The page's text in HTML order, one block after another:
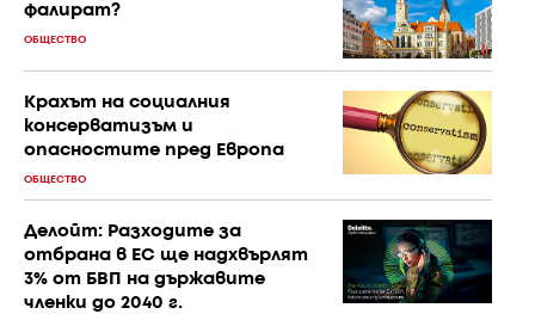
фалират?
ОБЩЕСТВО
Крахът на социалния
консерватизъм и
опасностите пред Европа
ОБЩЕСТВО
Делойт: Разходите за
отбрана в ЕС ще надхвърлят
3% от БВП на държавите
членки до 2040 г.